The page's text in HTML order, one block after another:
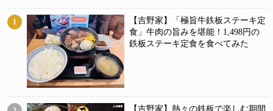
1
【吉野家】「極旨牛鉄板ステーキ定
食」牛肉の旨みを堪能！1,498円の
鉄板ステーキ定食を食べてみた
【吉野家】熱々の鉄板で楽しむ期間